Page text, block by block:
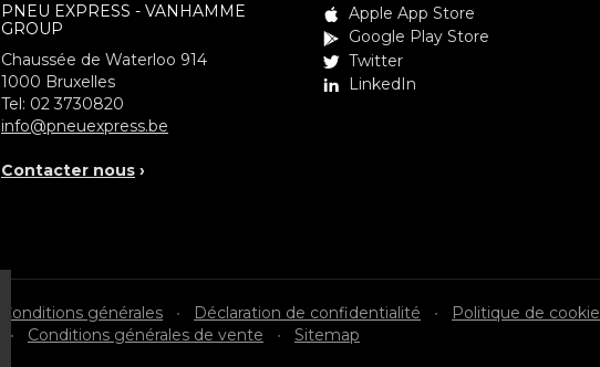
PNEU EXPRESS - VANHAMME
GROUP
Chaussée de Waterloo 914
1000 Bruxelles
Tel: 02 3730820
info@pneuexpress.be
Contacter nous ›
Apple App Store
Google Play Store
Twitter
LinkedIn
Conditions générales • Déclaration de confidentialité •
Politique de cookie
•
Conditions générales de vente • Sitemap